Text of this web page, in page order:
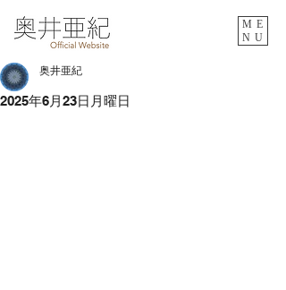
ME
NU
2025年6月23日月曜日
奥井亜紀